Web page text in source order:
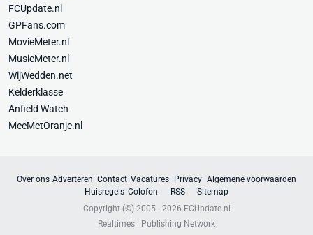
FCUpdate.nl
GPFans.com
MovieMeter.nl
MusicMeter.nl
WijWedden.net
Kelderklasse
Anfield Watch
MeeMetOranje.nl
Over ons Adverteren Contact Vacatures Privacy Algemene voorwaarden
Huisregels Colofon RSS
Sitemap
Copyright (©) 2005 - 2026 FCUpdate.nl
Realtimes | Publishing Network